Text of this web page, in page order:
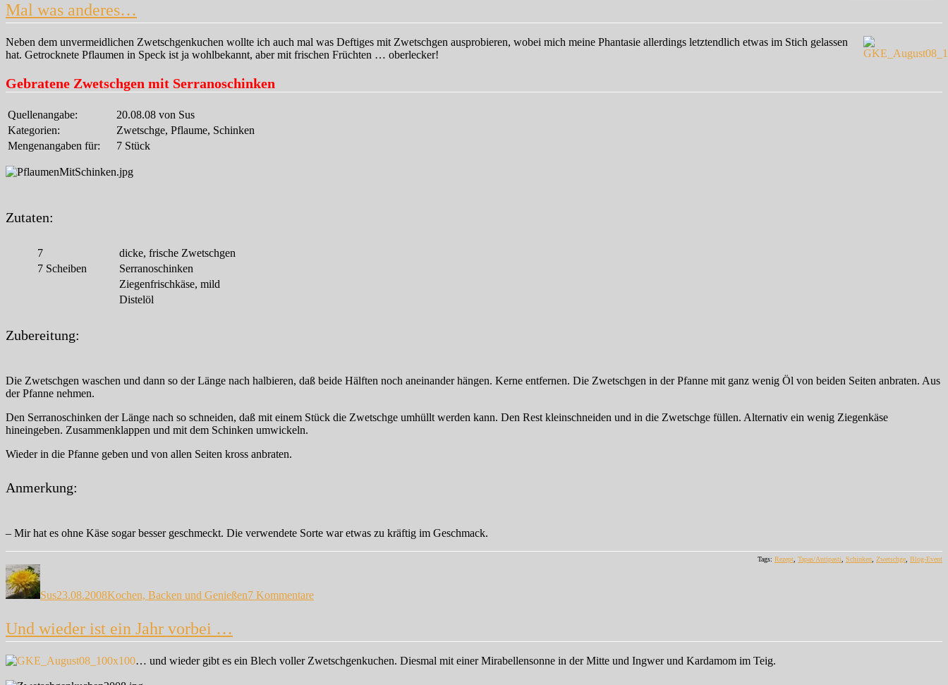
Mal was anderes…
Neben dem unvermeidlichen Zwetschgenkuchen wollte ich auch mal was Deftiges mit Zwetschgen ausprobieren, wobei mich meine Phantasie allerdings letztendlich etwas im Stich gelassen
hat. Getrocknete Pflaumen in Speck ist ja wohlbekannt, aber mit frischen Früchten … oberlecker!
Gebratene Zwetschgen mit Serranoschinken
Quellenangabe:
20.08.08 von Sus
Kategorien:
Zwetschge, Pflaume, Schinken
Mengenangaben für:
7 Stück
Zutaten:
7
dicke, frische Zwetschgen
7 Scheiben
Serranoschinken
Ziegenfrischkäse, mild
Distelöl
Zubereitung:
Die Zwetschgen waschen und dann so der Länge nach halbieren, daß beide Hälften noch aneinander hängen. Kerne entfernen. Die Zwetschgen in der Pfanne mit ganz wenig Öl von beiden Seiten anbraten. Aus
der Pfanne nehmen.
Den Serranoschinken der Länge nach so schneiden, daß mit einem Stück die Zwetschge umhüllt werden kann. Den Rest kleinschneiden und in die Zwetschge füllen. Alternativ ein wenig Ziegenkäse
hineingeben. Zusammenklappen und mit dem Schinken umwickeln.
Wieder in die Pfanne geben und von allen Seiten kross anbraten.
Anmerkung:
– Mir hat es ohne Käse sogar besser geschmeckt. Die verwendete Sorte war etwas zu kräftig im Geschmack.
Tags: Rezept, Tapas/Antipasti, Schinken, Zwetschge, Blog-Event
Autor
Sus23.08.2008Kochen, Backen und Genießen7 Kommentarewas
Und wieder ist ein Jahr vorbei …
… und wieder gibt es ein Blech voller Zwetschgenkuchen. Diesmal mit einer Mirabellensonne in der Mitte und Ingwer und Kardamom im Teig.